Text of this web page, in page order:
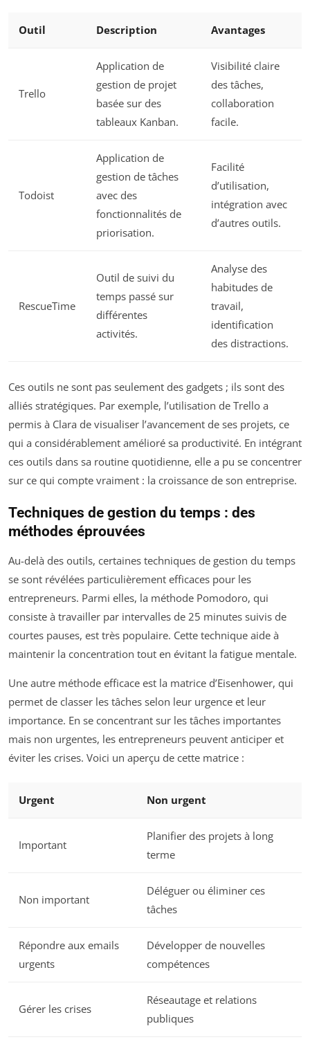
Outil Description Avantages
Trello
Application de
gestion de projet
basée sur des
tableaux Kanban.
Visibilité claire
des tâches,
collaboration
facile.
Todoist
Application de
gestion de tâches
avec des
fonctionnalités de
priorisation.
Facilité
d’utilisation,
intégration avec
d’autres outils.
RescueTime
Outil de suivi du
temps passé sur
différentes
activités.
Analyse des
habitudes de
travail,
identification
des distractions.
Ces outils ne sont pas seulement des gadgets ; ils sont des
alliés stratégiques. Par exemple, l’utilisation de Trello a
permis à Clara de visualiser l’avancement de ses projets, ce
qui a considérablement amélioré sa productivité. En intégrant
ces outils dans sa routine quotidienne, elle a pu se concentrer
sur ce qui compte vraiment : la croissance de son entreprise.
Techniques de gestion du temps : des
méthodes éprouvées
Au-delà des outils, certaines techniques de gestion du temps
se sont révélées particulièrement efficaces pour les
entrepreneurs. Parmi elles, la méthode Pomodoro, qui
consiste à travailler par intervalles de 25 minutes suivis de
courtes pauses, est très populaire. Cette technique aide à
maintenir la concentration tout en évitant la fatigue mentale.
Une autre méthode efficace est la matrice d’Eisenhower, qui
permet de classer les tâches selon leur urgence et leur
importance. En se concentrant sur les tâches importantes
mais non urgentes, les entrepreneurs peuvent anticiper et
éviter les crises. Voici un aperçu de cette matrice :
Urgent Non urgent
Important
Planifier des projets à long
terme
Non important
Déléguer ou éliminer ces
tâches
Répondre aux emails
urgents
Développer de nouvelles
compétences
Gérer les crises
Réseautage et relations
publiques